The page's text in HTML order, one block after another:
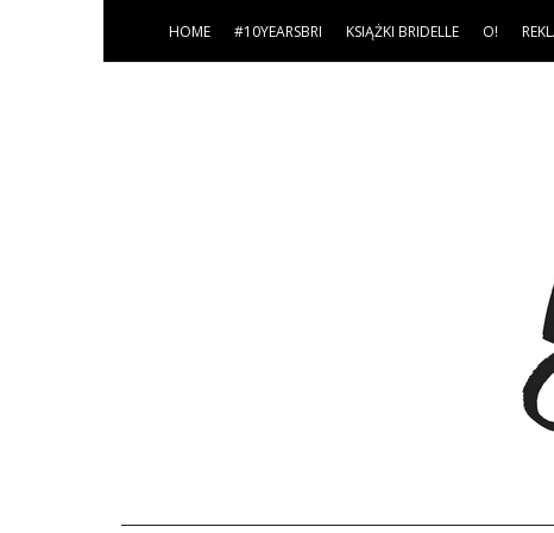
HOME #10YEARSBRI KSIĄŻKI BRIDELLE O!